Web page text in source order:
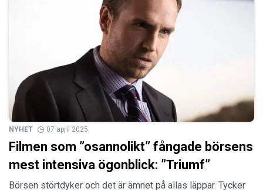
NYHET 07 april 2025
Filmen som ”osannolikt” fångade börsens
mest intensiva ögonblick: ”Triumf”
Börsen störtdyker och det är ämnet på allas läppar. Tycker